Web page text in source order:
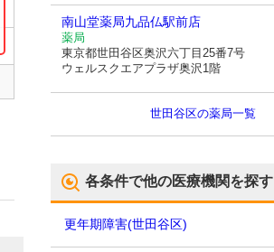
南山堂薬局九品仏駅前店
薬局
東京都世田谷区奥沢六丁目25番7号
ウェルスクエアプラザ奥沢1階
世田谷区の薬局一覧
各条件で他の医療機関を探す
更年期障害(世田谷区)